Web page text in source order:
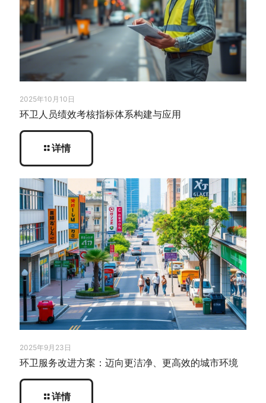
2025年10月10日
环卫人员绩效考核指标体系构建与应用
详情
2025年9月23日
环卫服务改进方案：迈向更洁净、更高效的城市环境
详情